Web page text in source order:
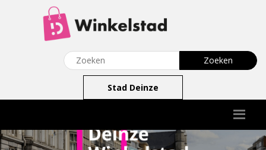
Stad Deinze